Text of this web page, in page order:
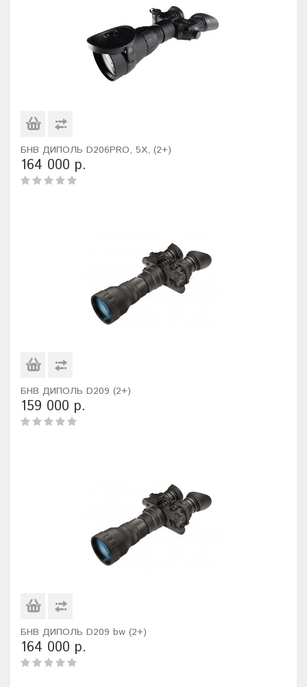
БНВ ДИПОЛЬ D206PRO, 5X, (2+)
164 000 р.
БНВ ДИПОЛЬ D209 (2+)
159 000 р.
БНВ ДИПОЛЬ D209 bw (2+)
164 000 р.